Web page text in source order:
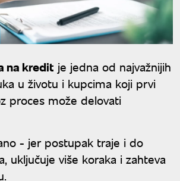
na kredit je jedna od najvažnijih
u životu i kupcima koji prvi
proces može delovati
- jer postupak traje i do
uključuje više koraka i zahteva